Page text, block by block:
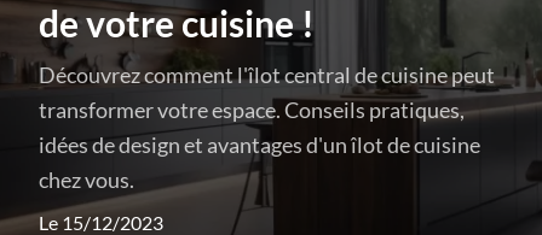
de votre cuisine !
Découvrez comment l'îlot central de cuisine peut
transformer votre espace. Conseils pratiques,
idées de design et avantages d'un îlot de cuisine
chez vous.
Le 15/12/2023